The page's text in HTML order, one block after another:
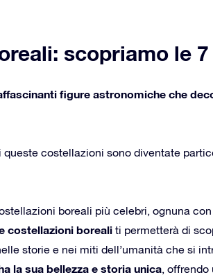
scopriamo le
figure astronomiche che
costellazioni sono diventate
boreali più celebri, ognuna
costellazioni boreali ti permetterà di
storie e nei miti dell’umanità che si
la sua bellezza e storia unica, offrendo